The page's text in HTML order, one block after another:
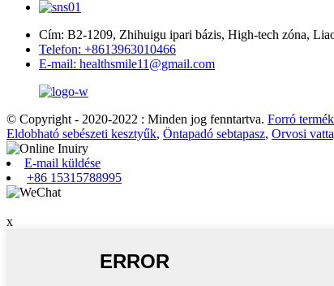
Cím: B2-1209, Zhihuigu ipari bázis, High-tech zóna,
Telefon: +8613963010466
E-mail: healthsmile11@gmail.com
© Copyright - 2020-2022 : Minden jog fenntartva. Forró
Eldobható sebészeti kesztyűk, Öntapadó sebtapasz, Orvosi
E-mail küldése
+86 15315788995
x